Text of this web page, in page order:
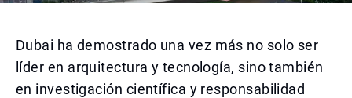
Dubai ha demostrado una vez más no solo ser
líder en arquitectura y tecnología, sino también
en investigación científica y responsabilidad